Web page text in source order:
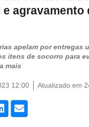
agravamento
apelam por entregas
itens de socorro para
mais
12:00 Atualizado em